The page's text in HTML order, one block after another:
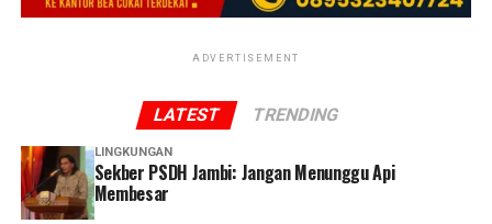
membutuhkan pelayanan kesehatan,” ucap Linda. (*)
sangat memudahkan. Saya tidak perlu datang ke kantor
proses bisa dilakukan dengan cepat hanya dengan
Dhia menilai layanan administrasi non tatap muka
menjadi solusi yang memudahkan peserta dalam
mengakses layanan BPJS Kesehatan.
ADVERTISEMENT
LATEST TRENDING
LINGKUNGAN
Sekber PSDH Jambi: Jangan Menunggu Api
Membesar